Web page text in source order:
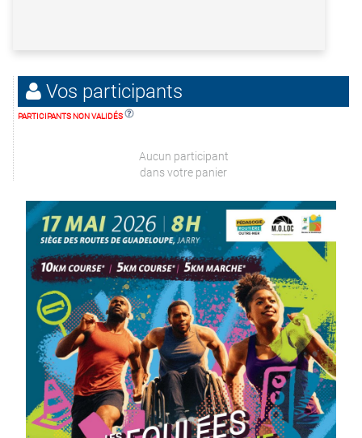
Vos participants
PARTICIPANTS NON VALIDÉS
Aucun participant
dans votre panier